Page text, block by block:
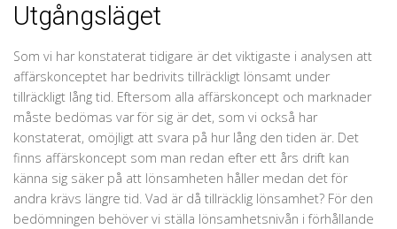
Utgångsläget
Som vi har konstaterat tidigare är det viktigaste i analysen att
affärskonceptet har bedrivits tillräckligt lönsamt under
tillräckligt lång tid. Eftersom alla affärskoncept och marknader
måste bedömas var för sig är det, som vi också har
konstaterat, omöjligt att svara på hur lång den tiden är. Det
finns affärskoncept som man redan efter ett års drift kan
känna sig säker på att lönsamheten håller medan det för
andra krävs längre tid. Vad är då tillräcklig lönsamhet? För den
bedömningen behöver vi ställa lönsamhetsnivån i förhållande